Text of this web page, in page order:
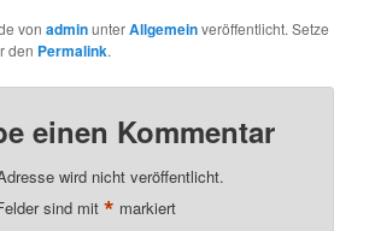
vonadminunterAllgemeinveröffentlicht. Setze
den Permalink.
einen Kommentar
wird nicht veröffentlicht.
sind mit* markiert